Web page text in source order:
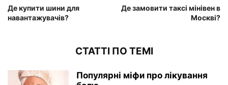
Де купити шини для
навантажувачів?
Де замовити таксі мінівен в
Москві?
СТАТТІ ПО ТЕМІ
Популярні міфи про лікування